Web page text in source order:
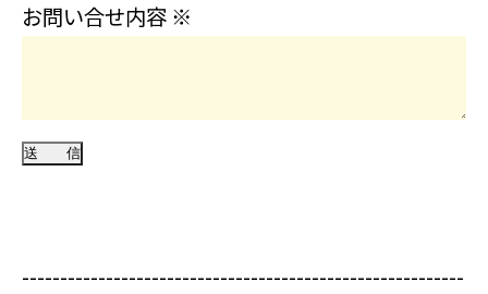
お問い合せ内容 ※
----------------------------------------------------------